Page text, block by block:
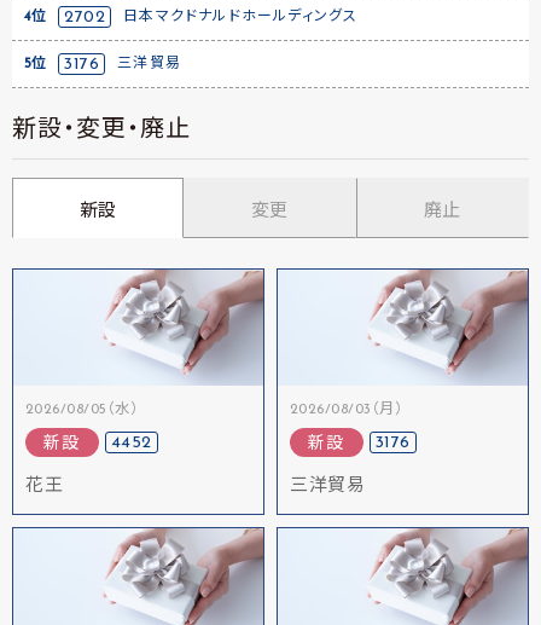
4位 2702 日本マクドナルドホールディングス
5位 3176 三洋貿易
新設・変更・廃止
新設 変更 廃止
2026/08/05（水）
新設 4452
花王
2026/08/03（月）
新設 3176
三洋貿易